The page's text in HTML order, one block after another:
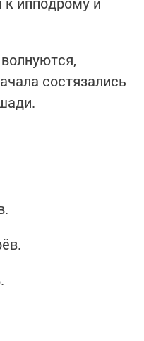
состязались